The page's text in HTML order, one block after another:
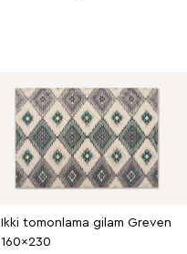
Ikki tomonlama gilam Greven
160x230